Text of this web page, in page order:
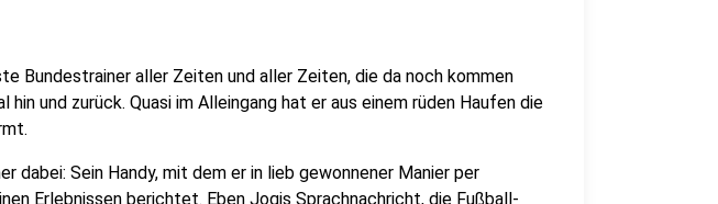
Bundestrainer aller Zeiten und aller Zeiten, die da noch kommen
hin und zurück. Quasi im Alleingang hat er aus einem rüden Haufen die
dabei: Sein Handy, mit dem er in lieb gewonnener Manier per
Erlebnissen berichtet. Eben Jogis Sprachnachricht, die Fußball-